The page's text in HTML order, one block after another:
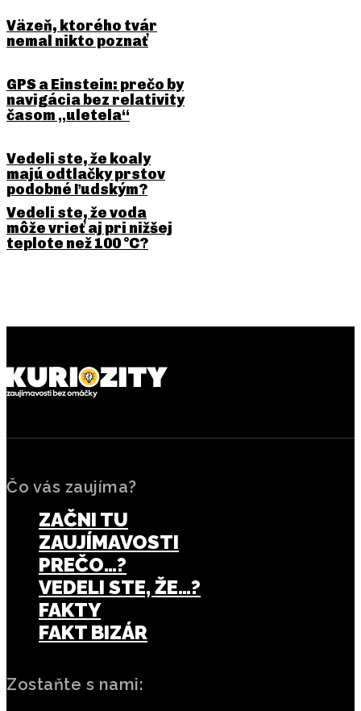
Väzeň, ktorého tvár
nemal nikto poznať
GPS a Einstein: prečo by
navigácia bez relativity
časom „uletela“
Vedeli ste, že koaly
majú odtlačky prstov
podobné ľudským?
Vedeli ste, že voda
môže vrieť aj pri nižšej
teplote než 100 °C?
Čo vás zaujíma?
ZAČNI TU
ZAUJÍMAVOSTI
PREČO…?
VEDELI STE, ŽE…?
FAKTY
FAKT BIZÁR
Zostaňte s nami: